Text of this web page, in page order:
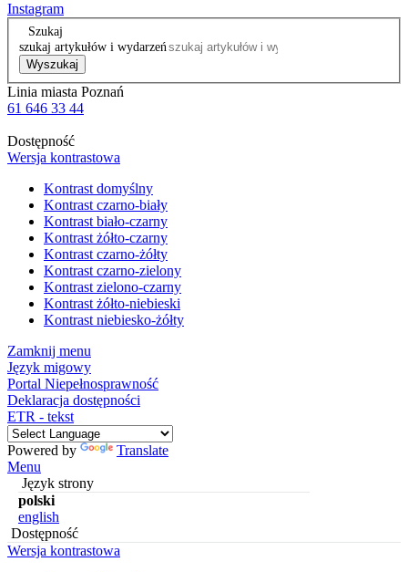
Instagram
Szukaj
szukaj artykułów i wydarzeń
Wyszukaj
Linia miasta Poznań
61 646 33 44
Dostępność
Wersja kontrastowa
Kontrast domyślny
Kontrast czarno-biały
Kontrast biało-czarny
Kontrast żółto-czarny
Kontrast czarno-żółty
Kontrast czarno-zielony
Kontrast zielono-czarny
Kontrast żółto-niebieski
Kontrast niebiesko-żółty
Zamknij menu
Język migowy
Portal Niepełnosprawność
Deklaracja dostępności
ETR - tekst
Powered by
Translate
Menu
Język strony
polski
english
Dostępność
Wersja kontrastowa